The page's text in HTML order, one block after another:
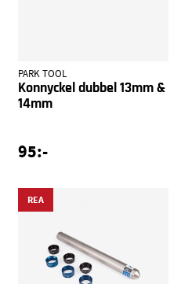
PARK TOOL
Konnyckel dubbel 13mm &
14mm
95:-
REA